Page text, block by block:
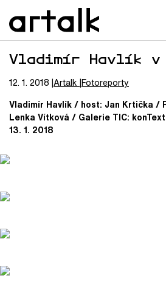
Vladimír Havlík v
12. 1. 2018 Artalk Fotoreporty
Vladimír Havlík / host: Jan Krtička /
Lenka Vítková / Galerie TIC:
13. 1. 2018